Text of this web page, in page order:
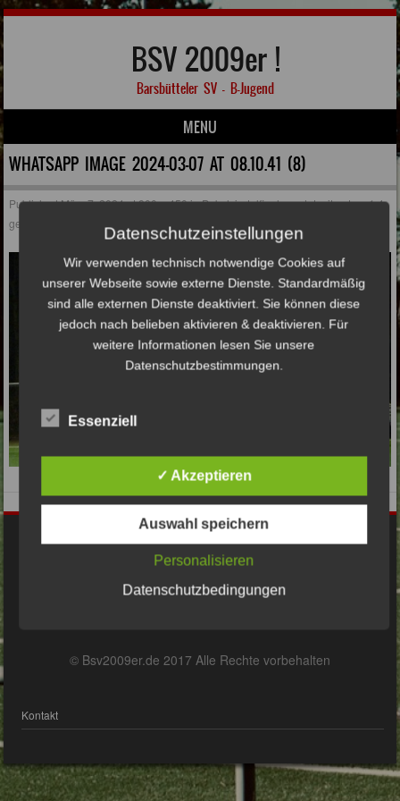
BSV 2009er !
Barsbütteler SV – B-Jugend
MENU
Skip to content
WHATSAPP IMAGE 2024-03-07 AT 08.10.41 (8)
PublishedMärz 7, 2024at800 × 450inPokalviertelfinale endet mit gutem 1:4
gegen den HSV
Impressum
© Bsv2009er.de 2017 Alle Rechte vorbehalten
Kontakt
Datenschutzeinstellungen
Wir verwenden technisch notwendige Cookies auf
unserer Webseite sowie externe Dienste. Standardmäßig
sind alle externen Dienste deaktiviert. Sie können diese
jedoch nach belieben aktivieren & deaktivieren. Für
weitere Informationen lesen Sie unsere
Datenschutzbestimmungen.
Essenziell
✓ Akzeptieren
Auswahl speichern
Personalisieren
Datenschutzbedingungen